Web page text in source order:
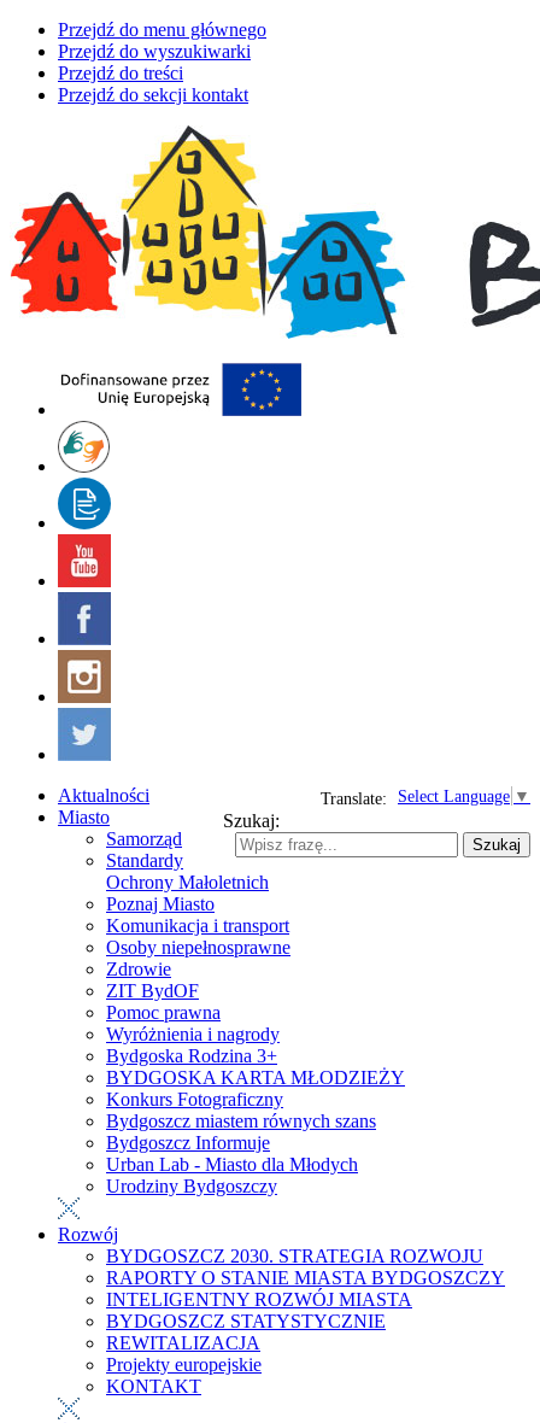
Przejdź do menu głównego
Przejdź do wyszukiwarki
Przejdź do treści
Przejdź do sekcji kontakt
Select Language ▼
Translate:
Szukaj:
Szukaj
Aktualności
Miasto
Samorząd
Standardy
Ochrony Małoletnich
Poznaj Miasto
Komunikacja i transport
Osoby niepełnosprawne
Zdrowie
ZIT BydOF
Pomoc prawna
Wyróżnienia i nagrody
Bydgoska Rodzina 3+
BYDGOSKA KARTA MŁODZIEŻY
Konkurs Fotograficzny
Bydgoszcz miastem równych szans
Bydgoszcz Informuje
Urban Lab - Miasto dla Młodych
Urodziny Bydgoszczy
Rozwój
BYDGOSZCZ 2030. STRATEGIA ROZWOJU
RAPORTY O STANIE MIASTA BYDGOSZCZY
INTELIGENTNY ROZWÓJ MIASTA
BYDGOSZCZ STATYSTYCZNIE
REWITALIZACJA
Projekty europejskie
KONTAKT